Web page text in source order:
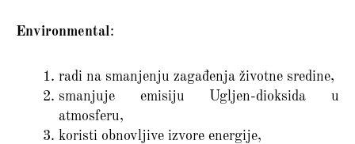
Environmental:
radi na smanjenju zagađenja životne sredine,
smanjuje emisiju Ugljen-dioksida u
atmosferu,
koristi obnovljive izvore energije,